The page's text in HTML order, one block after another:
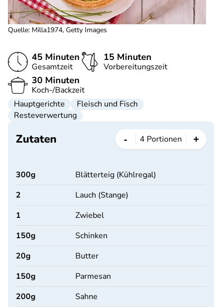
Quelle: Milla1974, Getty Images
45 Minuten
Gesamtzeit
15 Minuten
Vorbereitungszeit
30 Minuten
Koch-/Backzeit
Hauptgerichte
Fleisch und Fisch
Resteverwertung
Zutaten - 4 Portionen +
300g
Blätterteig (Kühlregal)
2
Lauch (Stange)
1
Zwiebel
150g
Schinken
20g
Butter
150g
Parmesan
200g
Sahne